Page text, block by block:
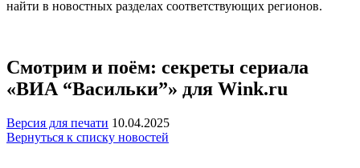
найти в новостных разделах соответствующих регионов.
Смотрим и поём: секреты сериала
«ВИА “Васильки”» для Wink.ru
Версия для печати 10.04.2025
Вернуться к списку новостей